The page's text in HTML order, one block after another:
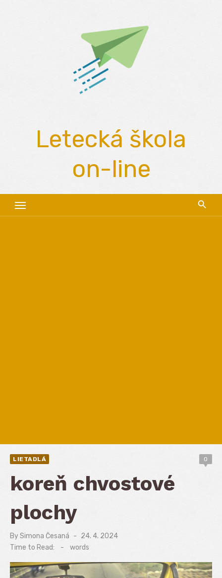
Letecká škola
on-line
LIETADLÁ 0
koreň chvostové
plochy
BySimona Česaná
Posted
on
24. 4. 2024
Time to Read:
- words